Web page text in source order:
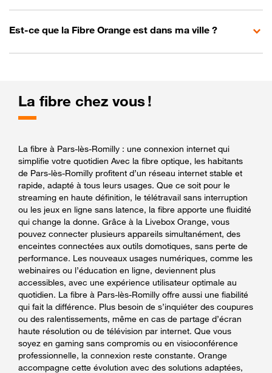
Est-ce que la Fibre Orange est dans ma ville ?
La fibre chez vous !
La fibre à Pars-lès-Romilly : une connexion internet qui
simplifie votre quotidien Avec la fibre optique, les habitants
de Pars-lès-Romilly profitent d’un réseau internet stable et
rapide, adapté à tous leurs usages. Que ce soit pour le
streaming en haute définition, le télétravail sans interruption
ou les jeux en ligne sans latence, la fibre apporte une fluidité
qui change la donne. Grâce à la Livebox Orange, vous
pouvez connecter plusieurs appareils simultanément, des
enceintes connectées aux outils domotiques, sans perte de
performance. Les nouveaux usages numériques, comme les
webinaires ou l’éducation en ligne, deviennent plus
accessibles, avec une expérience utilisateur optimale au
quotidien. La fibre à Pars-lès-Romilly offre aussi une fiabilité
qui fait la différence. Plus besoin de s’inquiéter des coupures
ou des ralentissements, même en cas de partage d’écran
haute résolution ou de télévision par internet. Que vous
soyez en gaming sans compromis ou en visioconférence
professionnelle, la connexion reste constante. Orange
accompagne cette évolution avec des solutions adaptées,